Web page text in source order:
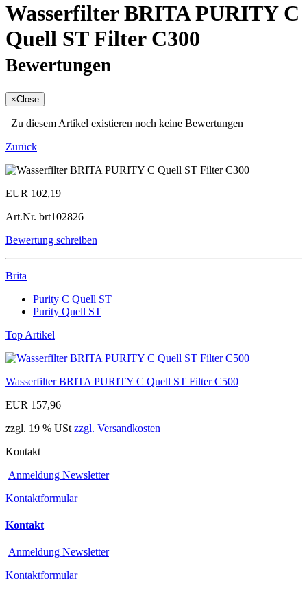
Wasserfilter BRITA PURITY C
Quell ST Filter C300
Bewertungen
×Close
Zu diesem Artikel existieren noch keine Bewertungen
Zurück
EUR 102,19
Art.Nr. brt102826
Bewertung schreiben
Brita
Purity C Quell ST
Purity Quell ST
Top Artikel
Wasserfilter BRITA PURITY C Quell ST Filter C500
EUR 157,96
zzgl. 19 % USt zzgl. Versandkosten
Kontakt
Anmeldung Newsletter
Kontaktformular
Kontakt
Anmeldung Newsletter
Kontaktformular